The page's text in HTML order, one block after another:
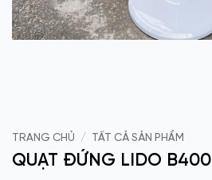
TRANG CHỦ / TẤT CẢ SẢN PHẨM
QUẠT ĐỨNG LIDO B400